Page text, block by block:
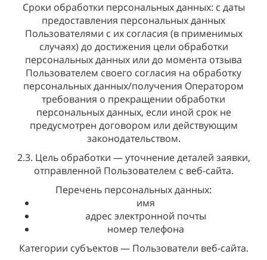
Сроки обработки персональных данных: с даты
предоставления персональных данных
Пользователями с их согласия (в применимых
случаях) до достижения цели обработки
персональных данных или до момента отзыва
Пользователем своего согласия на обработку
персональных данных/получения Оператором
требования о прекращении обработки
персональных данных, если иной срок не
предусмотрен договором или действующим
законодательством.
2.3. Цель обработки — уточнение деталей заявки,
отправленной Пользователем с веб-сайта.
Перечень персональных данных:
имя
адрес электронной почты
номер телефона
Категории субъектов — Пользователи веб-сайта.